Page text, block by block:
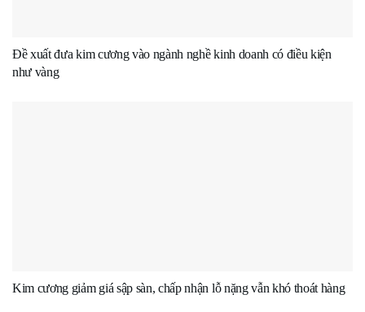
Đề xuất đưa kim cương vào ngành nghề kinh doanh có điều kiện
như vàng
Kim cương giảm giá sập sàn, chấp nhận lỗ nặng vẫn khó thoát hàng